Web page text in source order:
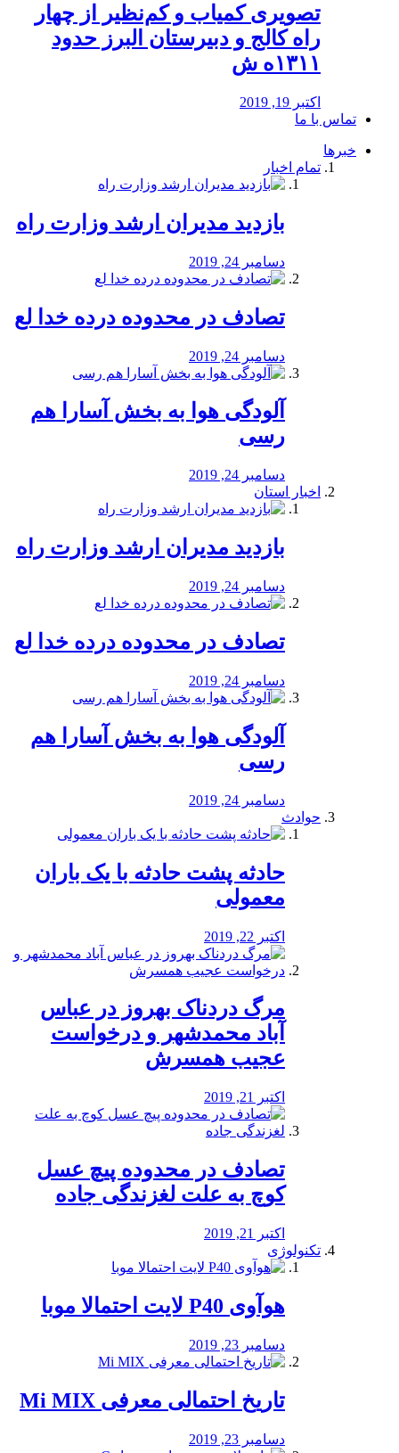
️تصویری کمیاب و کم‌نظیر از چهار
راه كالج و دبيرستان البرز حدود
۱۳۱۱ه ش
اکتبر 19, 2019
تماس با ما
خبرها
تمام اخبار
بازدید مدیران ارشد وزارت راه
دسامبر 24, 2019
تصادف در محدوده درده خدا لع
دسامبر 24, 2019
آلودگی هوا به بخش آسارا هم
رسی
دسامبر 24, 2019
اخبار استان
بازدید مدیران ارشد وزارت راه
دسامبر 24, 2019
تصادف در محدوده درده خدا لع
دسامبر 24, 2019
آلودگی هوا به بخش آسارا هم
رسی
دسامبر 24, 2019
حوادث
️حادثه پشت حادثه با یک باران
معمولی
اکتبر 22, 2019
مرگ دردناک بهروز در عباس
آباد محمدشهر و درخواست
عجیب همسرش
اکتبر 21, 2019
تصادف در محدوده پیچ عسل
کوچ به علت لغزندگی جاده
اکتبر 21, 2019
تکنولوژی
هوآوی P40 لایت احتمالا موبا
دسامبر 23, 2019
تاریخ احتمالی معرفی Mi MIX
دسامبر 23, 2019